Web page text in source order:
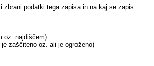
podatki tega zapisa in na kaj se zapis
oz. najdiščem)
zaščiteno oz. ali je ogroženo)